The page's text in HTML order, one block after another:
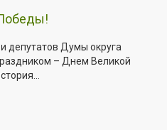
депутатов Думы округа
– Днем Великой